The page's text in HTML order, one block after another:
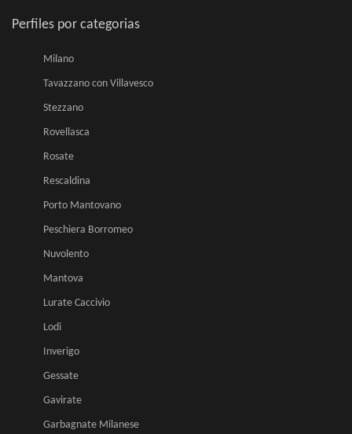
Perfiles por categorias
Milano
Tavazzano con Villavesco
Stezzano
Rovellasca
Rosate
Rescaldina
Porto Mantovano
Peschiera Borromeo
Nuvolento
Mantova
Lurate Caccivio
Lodi
Inverigo
Gessate
Gavirate
Garbagnate Milanese